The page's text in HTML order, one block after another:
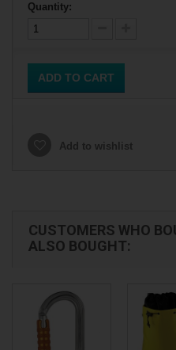
Quantity:
ADD TO CART
Add to wishlist
CUSTOMERS WHO
ALSO BOUGHT: